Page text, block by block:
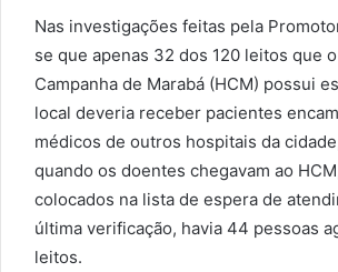
Nas investigações feitas pela
se que apenas 32 dos 120 leitos que
Campanha de Marabá (HCM) possui
local deveria receber pacientes
médicos de outros hospitais da
quando os doentes chegavam ao
colocados na lista de espera de
última verificação, havia 44 pessoas
leitos.